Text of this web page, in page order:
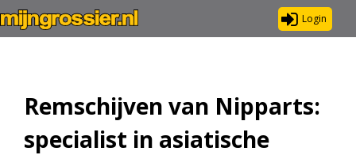
Login
Remschijven van Nipparts:
specialist in asiatische